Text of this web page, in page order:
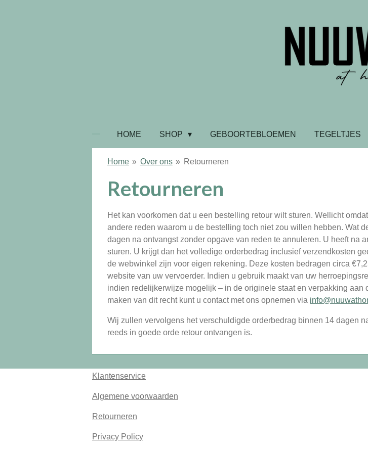
HOME SHOP GEBOORTEBLOEMEN TEGELTJES
Home » Over ons » Retourneren
Retourneren
Het kan voorkomen dat u een bestelling retour wilt sturen. Wellicht
andere reden waarom u de bestelling toch niet zou willen hebben. Wat
dagen na ontvangst zonder opgave van reden te annuleren. U heeft na
sturen. U krijgt dan het volledige orderbedrag inclusief verzendkosten
de webwinkel zijn voor eigen rekening. Deze kosten bedragen circa
website van uw vervoerder. Indien u gebruik maakt van uw
indien redelijkerwijze mogelijk – in de originele staat en verpakking aan
maken van dit recht kunt u contact met ons opnemen via
Wij zullen vervolgens het verschuldigde orderbedrag binnen 14 dagen
reeds in goede orde retour ontvangen is.
Klantenservice
Algemene voorwaarden
Retourneren
Privacy Policy